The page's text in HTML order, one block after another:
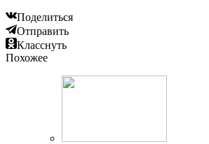
Поделиться
Отправить
Класснуть
Похожее